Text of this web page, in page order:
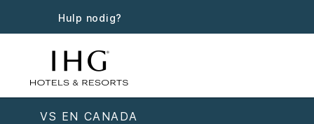
Hulp nodig?
VS EN CANADA